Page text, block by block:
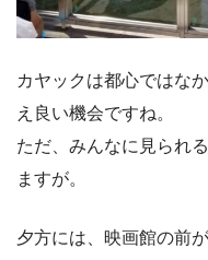
カヤックは都心ではな
え良い機会ですね。
ただ、みんなに見られ
ますが。
夕方には、映画館の前